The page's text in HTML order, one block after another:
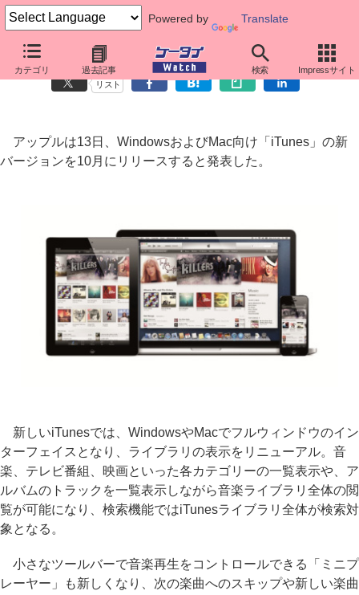
Powered by Translate
カテゴリ 過去記事 検索 Impressサイト
アップル、新しい「iTunes」を10月公開～UI刷新、iCloud連携強化
リスト
アップルは13日、WindowsおよびMac向け「iTunes」の新
バージョンを10月にリリースすると発表した。
新しいiTunesでは、WindowsやMacでフルウィンドウのイン
ターフェイスとなり、ライブラリの表示をリニューアル。音
楽、テレビ番組、映画といった各カテゴリーの一覧表示や、ア
ルバムのトラックを一覧表示しながら音楽ライブラリ全体の閲
覧が可能になり、検索機能ではiTunesライブラリ全体が検索対
象となる。
小さなツールバーで音楽再生をコントロールできる「ミニプ
レーヤー」も新しくなり、次の楽曲へのスキップや新しい楽曲